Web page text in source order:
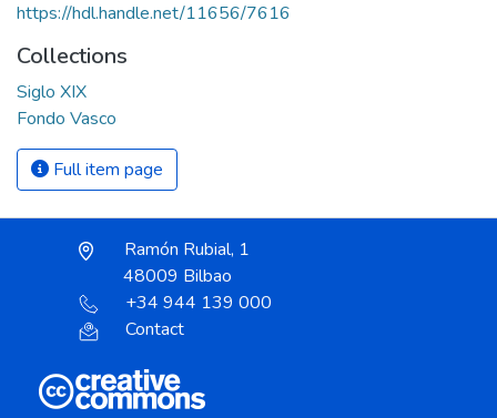
https://hdl.handle.net/11656/7616
Collections
Siglo XIX
Fondo Vasco
Full item page
Ramón Rubial, 1
48009 Bilbao
+34 944 139 000
Contact